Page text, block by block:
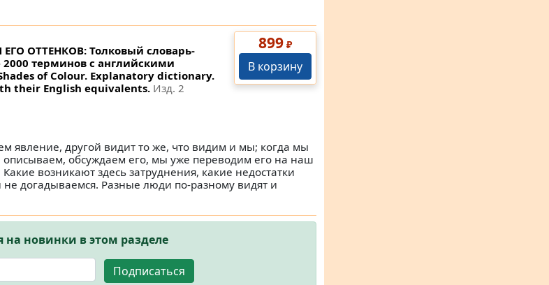
899 ₽
В корзину
ОТТЕНКОВ: Толковый словарь-
2000 терминов с английскими
of Colour. Explanatory dictionary.
their English equivalents. Изд. 2
явление, другой видит то же, что видим и мы; когда мы
описываем, обсуждаем его, мы уже переводим его на наш
возникают здесь затруднения, какие недостатки
догадываемся. Разные люди по-разному видят и
на новинки в этом разделе
Подписаться